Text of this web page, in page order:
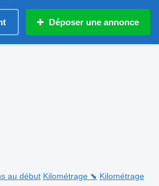
Déposer une annonce
au début Kilométrage ⬊ Kilométrage